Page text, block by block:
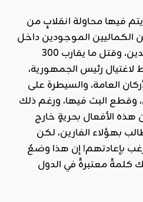
فيها محاولة انقلابٍ من
الكماليين الموجودين داخل
القوات المسلحة والمتقاعدين، وقتل ما يقارب 300
رئيس الجمهورية،
العامة، والسيطرة على
وقطع البث فيها، ورغم ذلك
الأفعال بحريةٍ خارج
بهؤلاء الفارين، لكن
بإعادتهم! إن هذا وضعٌ
كلمةً معتبرةً في الدول